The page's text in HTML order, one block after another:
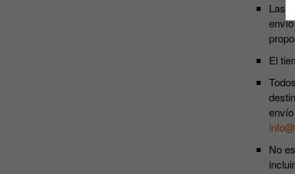
Las
El
No